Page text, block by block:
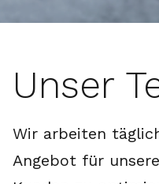
Unser
Wir arbeiten
Angebot für